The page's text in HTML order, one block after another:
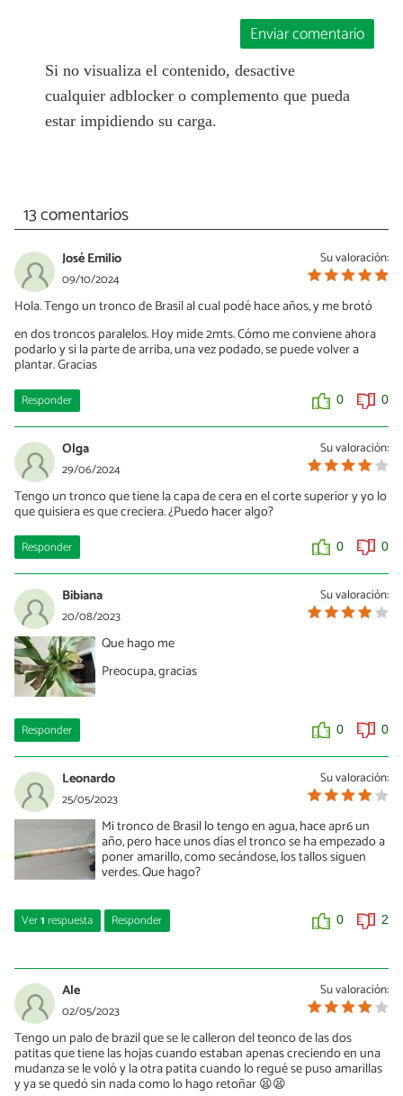
Enviar comentario
Si no visualiza el contenido, desactive
cualquier adblocker o complemento que pueda
estar impidiendo su carga.
13 comentarios
Su valoración:
José Emilio
09/10/2024
Hola. Tengo un tronco de Brasil al cual podé hace años, y me brotó
en dos troncos paralelos. Hoy mide 2mts. Cómo me conviene ahora
podarlo y si la parte de arriba, una vez podado, se puede volver a
plantar. Gracias
Responder 0 0
Su valoración:
Olga
29/06/2024
Tengo un tronco que tiene la capa de cera en el corte superior y yo lo
que quisiera es que creciera. ¿Puedo hacer algo?
Responder 0 0
Su valoración:
Bibiana
20/08/2023
Que hago me
Preocupa, gracias
Responder 0 0
Su valoración:
Leonardo
25/05/2023
Mi tronco de Brasil lo tengo en agua, hace apr6 un
año, pero hace unos días el tronco se ha empezado a
poner amarillo, como secándose, los tallos siguen
verdes. Que hago?
Ver1respuesta Responder 0 2
Corta y tira la parte amarilla pues se está pudriendo, y el resto lo
pones en tierra.
0
Su valoración:
Ale
02/05/2023
Tengo un palo de brazil que se le calleron del teonco de las dos
patitas que tiene las hojas cuando estaban apenas creciendo en una
mudanza se le voló y la otra patita cuando lo regué se puso amarillas
y ya se quedó sin nada como lo hago retoñar 😫😫